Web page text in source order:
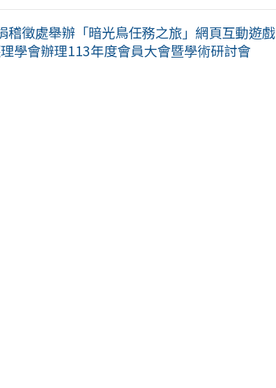
稽徵處舉辦「暗光鳥任務之旅」網頁互動遊戲
學會辦理113年度會員大會暨學術研討會